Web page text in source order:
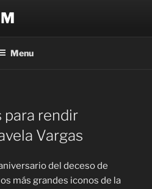
Menu
para rendir
Vargas
del deceso de
más grandes iconos de la